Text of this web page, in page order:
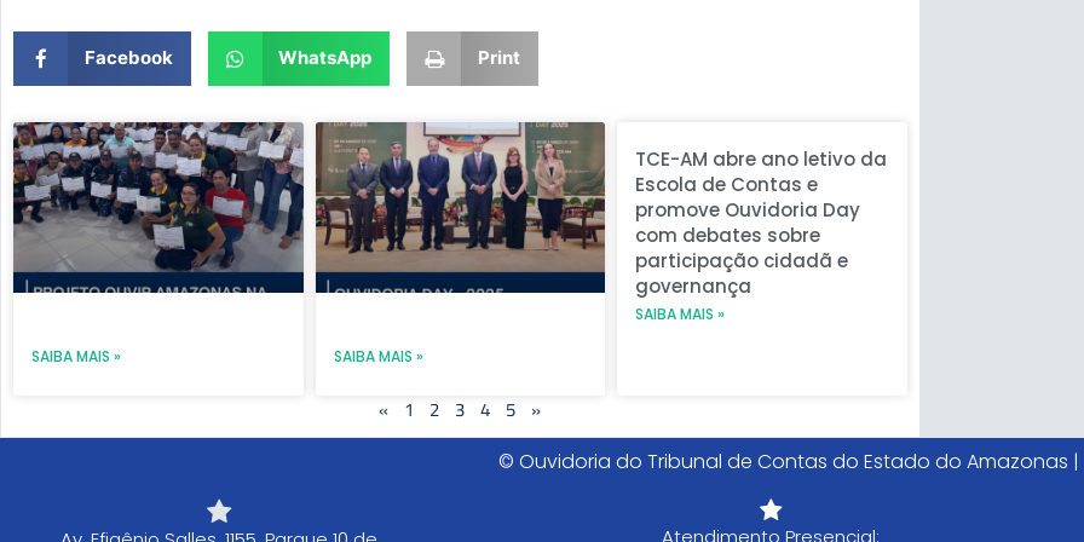
Facebook WhatsApp Print
SAIBA MAIS » SAIBA MAIS »
TCE-AM abre ano letivo da
Escola de Contas e
promove Ouvidoria Day
com debates sobre
participação cidadã e
governança
SAIBA MAIS »
«
Page
1
Page
2
Page
3
Page
4
Page
5 »
© Ouvidoria do Tribunal de Contas do Estado do Amazonas |
Atendimento Presencial: